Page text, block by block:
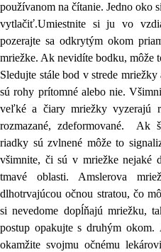
používanom na čítanie. Jedno oko
vytlačiť.Umiestnite si ju vo
pozerajte sa odkrytým okom
mriežke. Ak nevidíte bodku, môže
Sledujte stále bod v strede
sú rohy prítomné alebo nie.
veľké a čiary mriežky vyzerajú
rozmazané, zdeformované. Ak
riadky sú zvlnené môže to
všimnite, či sú v mriežke nejaké
tmavé oblasti. Amslerova
dlhotrvajúcou očnou stratou, čo
si nevedome dopĺňajú mriežku,
postup opakujte s druhým okom.
okamžite svojmu očnému